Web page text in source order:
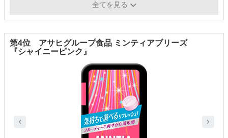
レギュラー全てを見る
第4位 アサヒグループ食品 ミンティアブリーズ
『シャイニーピンク』